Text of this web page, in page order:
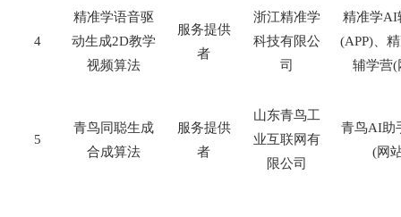
4
精准学语音驱
动生成2D教学
视频算法
服务提供
者
浙江精准学
科技有限公
司
精准学AI
(APP)、
辅学营(
5
青鸟同聪生成
合成算法
服务提供
者
山东青鸟工
业互联网有
限公司
青鸟AI助
(网